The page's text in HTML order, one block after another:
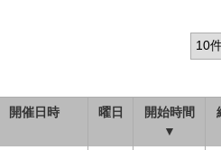
開催日時 曜日
開始時間
▼